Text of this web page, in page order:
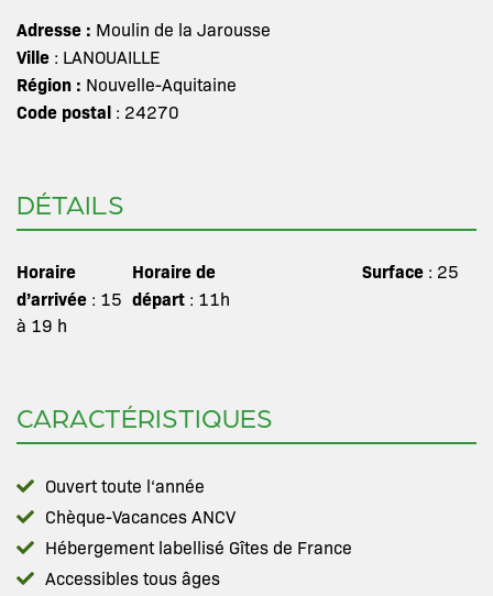
Adresse : Moulin de la Jarousse
Ville : LANOUAILLE
Région : Nouvelle-Aquitaine
Code postal : 24270
DÉTAILS
Horaire
d’arrivée : 15
à 19 h
Horaire de
départ: 11h
Surface: 25
CARACTÉRISTIQUES
Ouvert toute l‘année
Chèque-Vacances ANCV
Hébergement labellisé Gîtes de France
Accessibles tous âges